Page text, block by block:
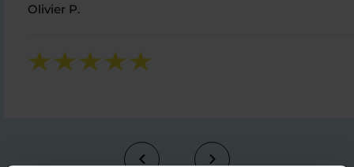
Olivier P.